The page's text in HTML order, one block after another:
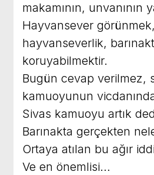
makamının,
Hayvansever
hayvanseverlik,
koruyabilmektir.
Bugün cevap verilmez,
kamuoyunun
Sivas kamuoyu artık
Barınakta gerçekten
Ortaya atılan bu ağır
Ve en önemlisi…